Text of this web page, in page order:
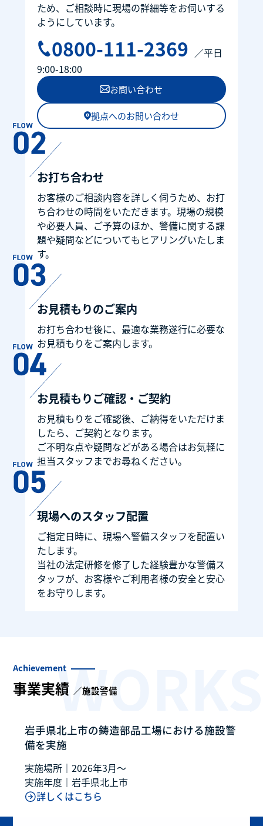
ため、ご相談時に現場の詳細等をお伺いする
ようにしています。
0800-111-2369 ／平日
9:00-18:00
お問い合わせ
拠点へのお問い合わせ
お打ち合わせ
お客様のご相談内容を詳しく伺うため、お打
ち合わせの時間をいただきます。現場の規模
や必要人員、ご予算のほか、警備に関する課
題や疑問などについてもヒアリングいたしま
す。
お見積もりのご案内
お打ち合わせ後に、最適な業務遂行に必要な
お見積もりをご案内します。
お見積もりご確認・ご契約
お見積もりをご確認後、ご納得をいただけま
したら、ご契約となります。
ご不明な点や疑問などがある場合はお気軽に
担当スタッフまでお尋ねください。
現場へのスタッフ配置
ご指定日時に、現場へ警備スタッフを配置い
たします。
当社の法定研修を修了した経験豊かな警備ス
タッフが、お客様やご利用者様の安全と安心
をお守りします。
Achievement
事業実績 ／施設警備
岩手県北上市の鋳造部品工場における施設警
備を実施
実施場所｜2026年3月～
実施年度｜岩手県北上市
詳しくはこちら